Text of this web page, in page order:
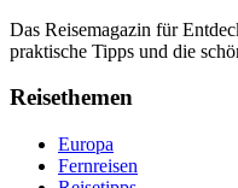
Das Reisemagazin für
praktische Tipps und die
Reisethemen
Europa
Fernreisen